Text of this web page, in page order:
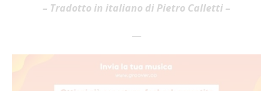
– Tradotto in italiano di Pietro Calletti–
—